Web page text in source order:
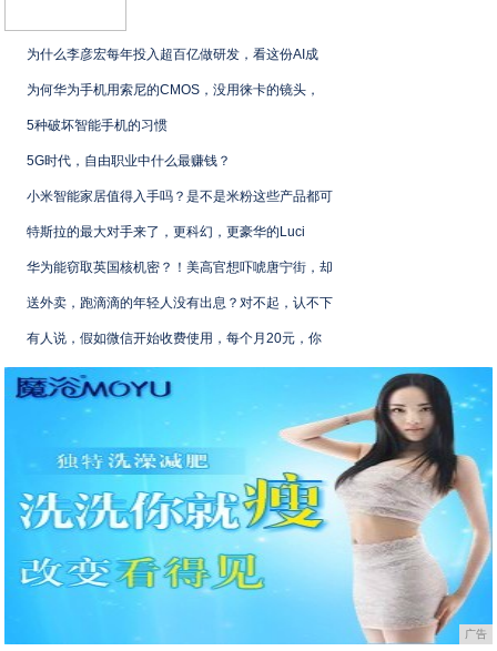
为什么李彦宏每年投入超百亿做研发，看这份AI成
为何华为手机用索尼的CMOS，没用徕卡的镜头，
5种破坏智能手机的习惯
5G时代，自由职业中什么最赚钱？
小米智能家居值得入手吗？是不是米粉这些产品都可
特斯拉的最大对手来了，更科幻，更豪华的Luci
华为能窃取英国核机密？！美高官想吓唬唐宁街，却
送外卖，跑滴滴的年轻人没有出息？对不起，认不下
有人说，假如微信开始收费使用，每个月20元，你
广告